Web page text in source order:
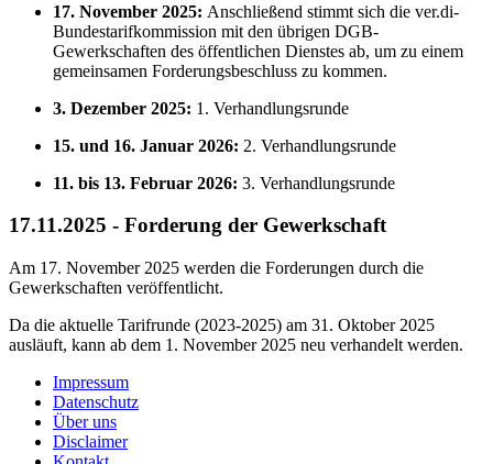
17. November 2025: Anschließend stimmt sich die ver.di-
Bundestarifkommission mit den übrigen DGB-
Gewerkschaften des öffentlichen Dienstes ab, um zu einem
gemeinsamen Forderungsbeschluss zu kommen.
3. Dezember 2025: 1. Verhandlungsrunde
15. und 16. Januar 2026: 2. Verhandlungsrunde
11. bis 13. Februar 2026: 3. Verhandlungsrunde
17.11.2025 - Forderung der Gewerkschaft
Am 17. November 2025 werden die Forderungen durch die
Gewerkschaften veröffentlicht.
Da die aktuelle Tarifrunde (2023-2025) am 31. Oktober 2025
ausläuft, kann ab dem 1. November 2025 neu verhandelt werden.
Impressum
Datenschutz
Über uns
Disclaimer